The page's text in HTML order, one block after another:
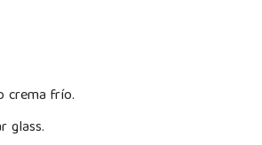
crema frío.
glass.